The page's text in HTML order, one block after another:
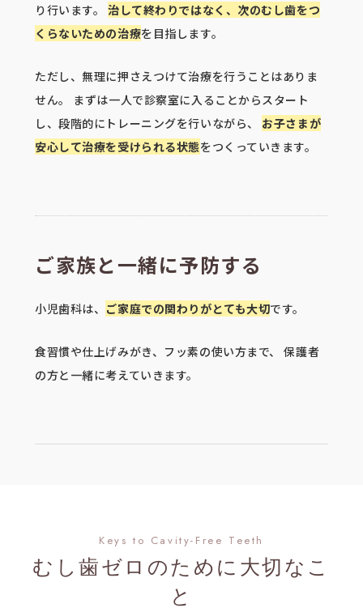
り行います。治して終わりではなく、次のむし歯をつ
くらないための治療を目指します。
ただし、無理に押さえつけて治療を行うことはありま
せん。 まずは一人で診察室に入ることからスタート
し、段階的にトレーニングを行いながら、 お子さまが
安心して治療を受けられる状態をつくっていきます。
ご家族と一緒に予防する
小児歯科は、 ご家庭での関わりがとても大切です。
食習慣や仕上げみがき、フッ素の使い方まで、 保護者
の方と一緒に考えていきます。
Keys to Cavity-Free Teeth
むし歯ゼロのために大切なこ
と